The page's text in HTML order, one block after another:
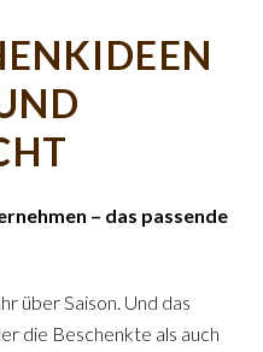
– das passende
über Saison. Und das
die Beschenkte als auch